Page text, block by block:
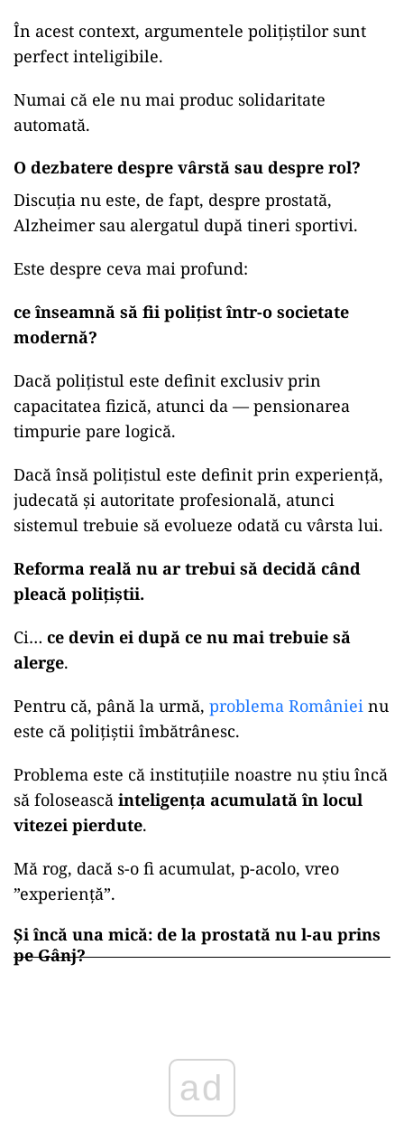
În acest context, argumentele polițiștilor sunt
perfect inteligibile.
Numai că ele nu mai produc solidaritate
automată.
O dezbatere despre vârstă sau despre rol?
Discuția nu este, de fapt, despre prostată,
Alzheimer sau alergatul după tineri sportivi.
Este despre ceva mai profund:
ce înseamnă să fii polițist într-o societate
modernă?
Dacă polițistul este definit exclusiv prin
capacitatea fizică, atunci da — pensionarea
timpurie pare logică.
Dacă însă polițistul este definit prin experiență,
judecată și autoritate profesională, atunci
sistemul trebuie să evolueze odată cu vârsta lui.
Reforma reală nu ar trebui să decidă când
pleacă polițiștii.
Ci… ce devin ei după ce nu mai trebuie să
alerge.
Pentru că, până la urmă, problema României nu
este că polițiștii îmbătrânesc.
Problema este că instituțiile noastre nu știu încă
să folosească inteligența acumulată în locul
vitezei pierdute.
Mă rog, dacă s-o fi acumulat, p-acolo, vreo
”experiență”.
Și încă una mică: de la prostată nu l-au prins
pe Gânj?
ad